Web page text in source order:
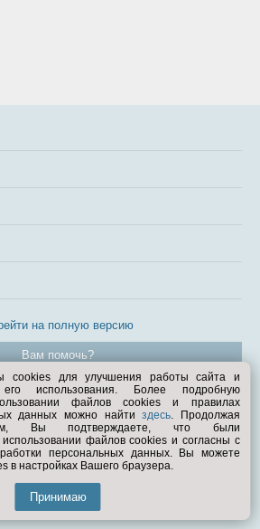
на полную версию
Вам помочь?
© Exist.ru 1998—2026
cookies для улучшения работы сайта и
использования. Более подробную
файлов cookies и правилах
данных можно найтиздесь. Продолжая
Вы подтверждаете, что были
файлов cookies и согласны с
персональных данных. Вы можете
в настройках Вашего браузера.
Принимаю